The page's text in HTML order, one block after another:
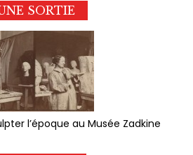
SORTIE
l’époque au Musée Zadkine